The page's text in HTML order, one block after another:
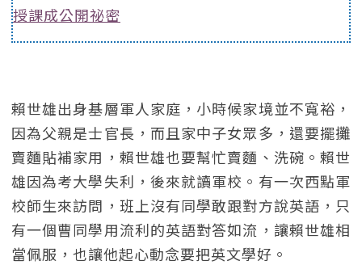
授課成公開祕密
賴世雄出身基層軍人家庭，小時候家境並不寬裕，
因為父親是士官長，而且家中子女眾多，還要擺攤
賣麵貼補家用，賴世雄也要幫忙賣麵、洗碗。賴世
雄因為考大學失利，後來就讀軍校。有一次西點軍
校師生來訪問，班上沒有同學敢跟對方說英語，只
有一個曹同學用流利的英語對答如流，讓賴世雄相
當佩服，也讓他起心動念要把英文學好。